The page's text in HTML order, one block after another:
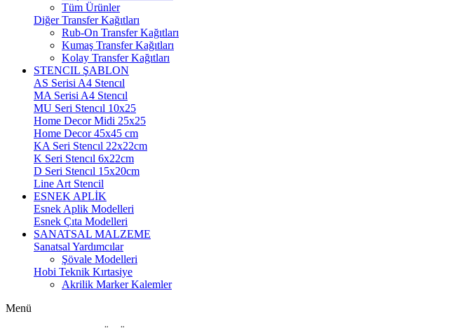
Tüm Ürünler
Diğer Transfer Kağıtları
Rub-On Transfer Kağıtları
Kumaş Transfer Kağıtları
Kolay Transfer Kağıtları
STENCIL ŞABLON
AS Serisi A4 Stencıl
MA Serisi A4 Stencıl
MU Seri Stencıl 10x25
Home Decor Midi 25x25
Home Decor 45x45 cm
KA Seri Stencıl 22x22cm
K Seri Stencıl 6x22cm
D Seri Stencıl 15x20cm
Line Art Stencil
ESNEK APLİK
Esnek Aplik Modelleri
Esnek Çıta Modelleri
SANATSAL MALZEME
Sanatsal Yardımcılar
Şövale Modelleri
Hobi Teknik Kırtasiye
Akrilik Marker Kalemler
Menü